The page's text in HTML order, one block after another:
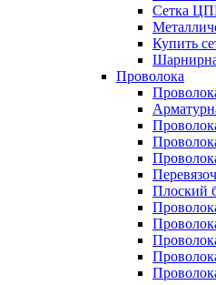
Сетка
Купить
Проволока
Плоский